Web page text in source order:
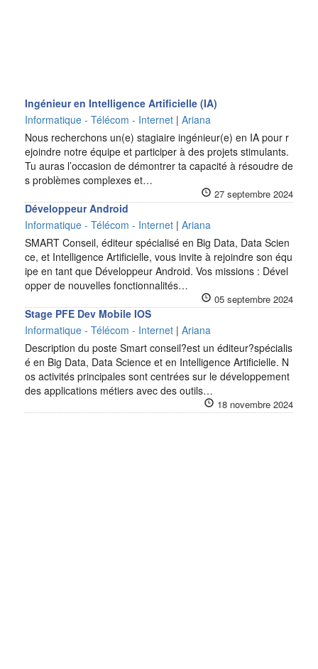
Ingénieur en Intelligence Artificielle (IA)
Informatique - Télécom - Internet | Ariana
Nous recherchons un(e) stagiaire ingénieur(e) en IA pour r
ejoindre notre équipe et participer à des projets stimulants.
Tu auras l’occasion de démontrer ta capacité à résoudre de
s problèmes complexes et…
27 septembre 2024
Développeur Android
Informatique - Télécom - Internet | Ariana
SMART Conseil, éditeur spécialisé en Big Data, Data Scien
ce, et Intelligence Artificielle, vous invite à rejoindre son équ
ipe en tant que Développeur Android. Vos missions : Dével
opper de nouvelles fonctionnalités…
05 septembre 2024
Stage PFE Dev Mobile IOS
Informatique - Télécom - Internet | Ariana
Description du poste Smart conseil?est un éditeur?spécialis
é en Big Data, Data Science et en Intelligence Artificielle. N
os activités principales sont centrées sur le développement
des applications métiers avec des outils…
18 novembre 2024